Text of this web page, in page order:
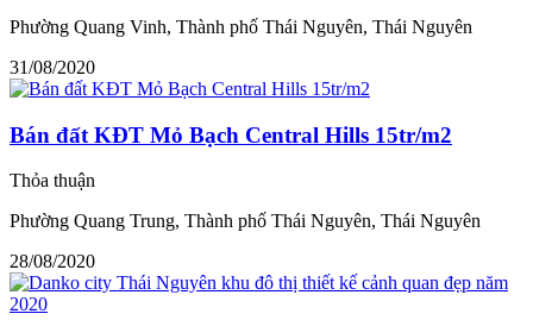
Phường Quang Vinh, Thành phố Thái Nguyên, Thái Nguyên
31/08/2020
Bán đất KĐT Mỏ Bạch Central Hills 15tr/m2
Thỏa thuận
Phường Quang Trung, Thành phố Thái Nguyên, Thái Nguyên
28/08/2020